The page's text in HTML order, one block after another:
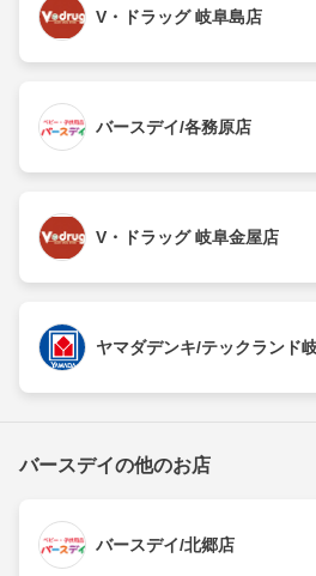
V・ドラッグ 岐阜島店
バースデイ/各務原店
V・ドラッグ 岐阜金屋店
ヤマダデンキ/テックランド
バースデイの他のお店
バースデイ/北郷店